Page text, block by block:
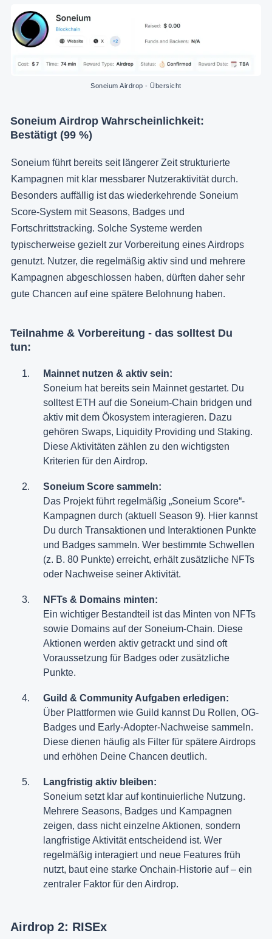
Soneium Airdrop - Übersicht
Soneium Airdrop Wahrscheinlichkeit:
Bestätigt (99 %)
Soneium führt bereits seit längerer Zeit strukturierte
Kampagnen mit klar messbarer Nutzeraktivität durch.
Besonders auffällig ist das wiederkehrende Soneium
Score-System mit Seasons, Badges und
Fortschrittstracking. Solche Systeme werden
typischerweise gezielt zur Vorbereitung eines Airdrops
genutzt. Nutzer, die regelmäßig aktiv sind und mehrere
Kampagnen abgeschlossen haben, dürften daher sehr
gute Chancen auf eine spätere Belohnung haben.
Teilnahme & Vorbereitung - das solltest Du
tun:
Mainnet nutzen & aktiv sein:
Soneium hat bereits sein Mainnet gestartet. Du
solltest ETH auf die Soneium-Chain bridgen und
aktiv mit dem Ökosystem interagieren. Dazu
gehören Swaps, Liquidity Providing und Staking.
Diese Aktivitäten zählen zu den wichtigsten
Kriterien für den Airdrop.
Soneium Score sammeln:
Das Projekt führt regelmäßig „Soneium Score“-
Kampagnen durch (aktuell Season 9). Hier kannst
Du durch Transaktionen und Interaktionen Punkte
und Badges sammeln. Wer bestimmte Schwellen
(z. B. 80 Punkte) erreicht, erhält zusätzliche NFTs
oder Nachweise seiner Aktivität.
NFTs & Domains minten:
Ein wichtiger Bestandteil ist das Minten von NFTs
sowie Domains auf der Soneium-Chain. Diese
Aktionen werden aktiv getrackt und sind oft
Voraussetzung für Badges oder zusätzliche
Punkte.
Guild & Community Aufgaben erledigen:
Über Plattformen wie Guild kannst Du Rollen, OG-
Badges und Early-Adopter-Nachweise sammeln.
Diese dienen häufig als Filter für spätere Airdrops
und erhöhen Deine Chancen deutlich.
Langfristig aktiv bleiben:
Soneium setzt klar auf kontinuierliche Nutzung.
Mehrere Seasons, Badges und Kampagnen
zeigen, dass nicht einzelne Aktionen, sondern
langfristige Aktivität entscheidend ist. Wer
regelmäßig interagiert und neue Features früh
nutzt, baut eine starke Onchain-Historie auf – ein
zentraler Faktor für den Airdrop.
Airdrop 2: RISEx